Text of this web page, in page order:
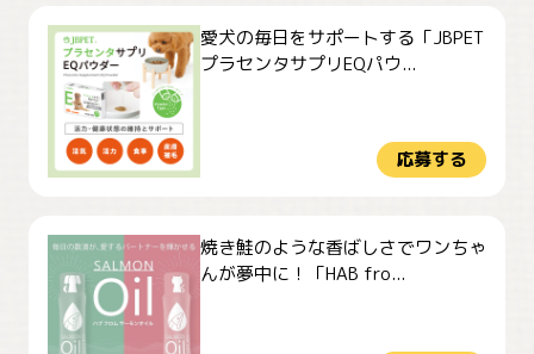
愛犬の毎日をサポートする「JBPET
プラセンタサプリEQパウ...
応募する
焼き鮭のような香ばしさでワンちゃ
んが夢中に！「HAB fro...